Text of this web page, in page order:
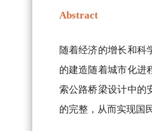
Abstract
随着经济的增长和科
的建造随着城市化进
索公路桥梁设计中的
的完整，从而实现国